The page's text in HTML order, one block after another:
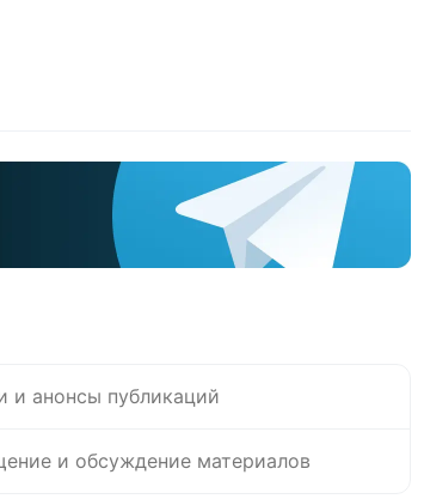
и анонсы публикаций
и обсуждение материалов